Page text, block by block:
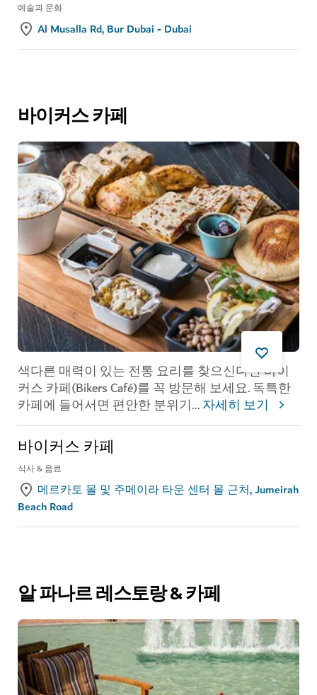
예술과 문화
Al Musalla Rd, Bur Dubai - Dubai
바이커스 카페
색다른 매력이 있는 전통 요리를 찾으신다면 바이
커스 카페(Bikers Café)를 꼭 방문해 보세요. 독특한
카페에 들어서면 편안한 분위기...자세히 보기
바이커스 카페
식사 & 음료
메르카토 몰 및 주메이라 타운 센터 몰 근처, Jumeirah
Beach Road
알 파나르 레스토랑 & 카페